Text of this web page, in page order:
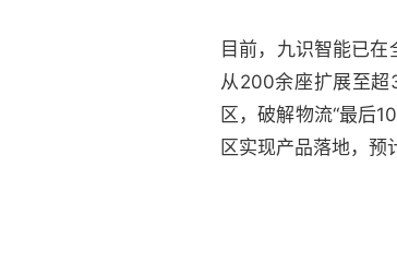
目前，九识智能已
从200余座扩展至超
区，破解物流“最后
区实现产品落地，预